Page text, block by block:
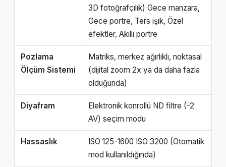
3D fotoğrafçılık) Gece manzara,
Gece portre, Ters ışık, Özel
efektler, Akıllı portre
Pozlama
Ölçüm Sistemi
Matriks, merkez ağırlıklı, noktasal
(dijital zoom 2x ya da daha fazla
olduğunda)
Diyafram
Elektronik konrollü ND filtre (-2
AV) seçim modu
Hassaslık
ISO 125-1600 ISO 3200 (Otomatik
mod kullanıldığında)